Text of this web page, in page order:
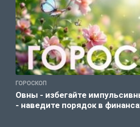
ГОРОСКОП
Овны - избегайте
- наведите порядок в